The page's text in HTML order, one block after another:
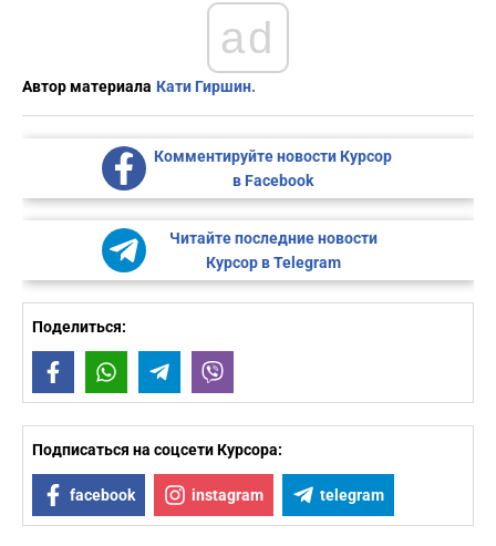
ad
Автор материала Кати Гиршин.
Комментируйте новости Курсор
в Facebook
Читайте последние новости
Курсор в Telegram
Поделиться:
FacebookWhatsAppTelegram
Подписаться на соцсети Курсора:
facebook instagram telegram